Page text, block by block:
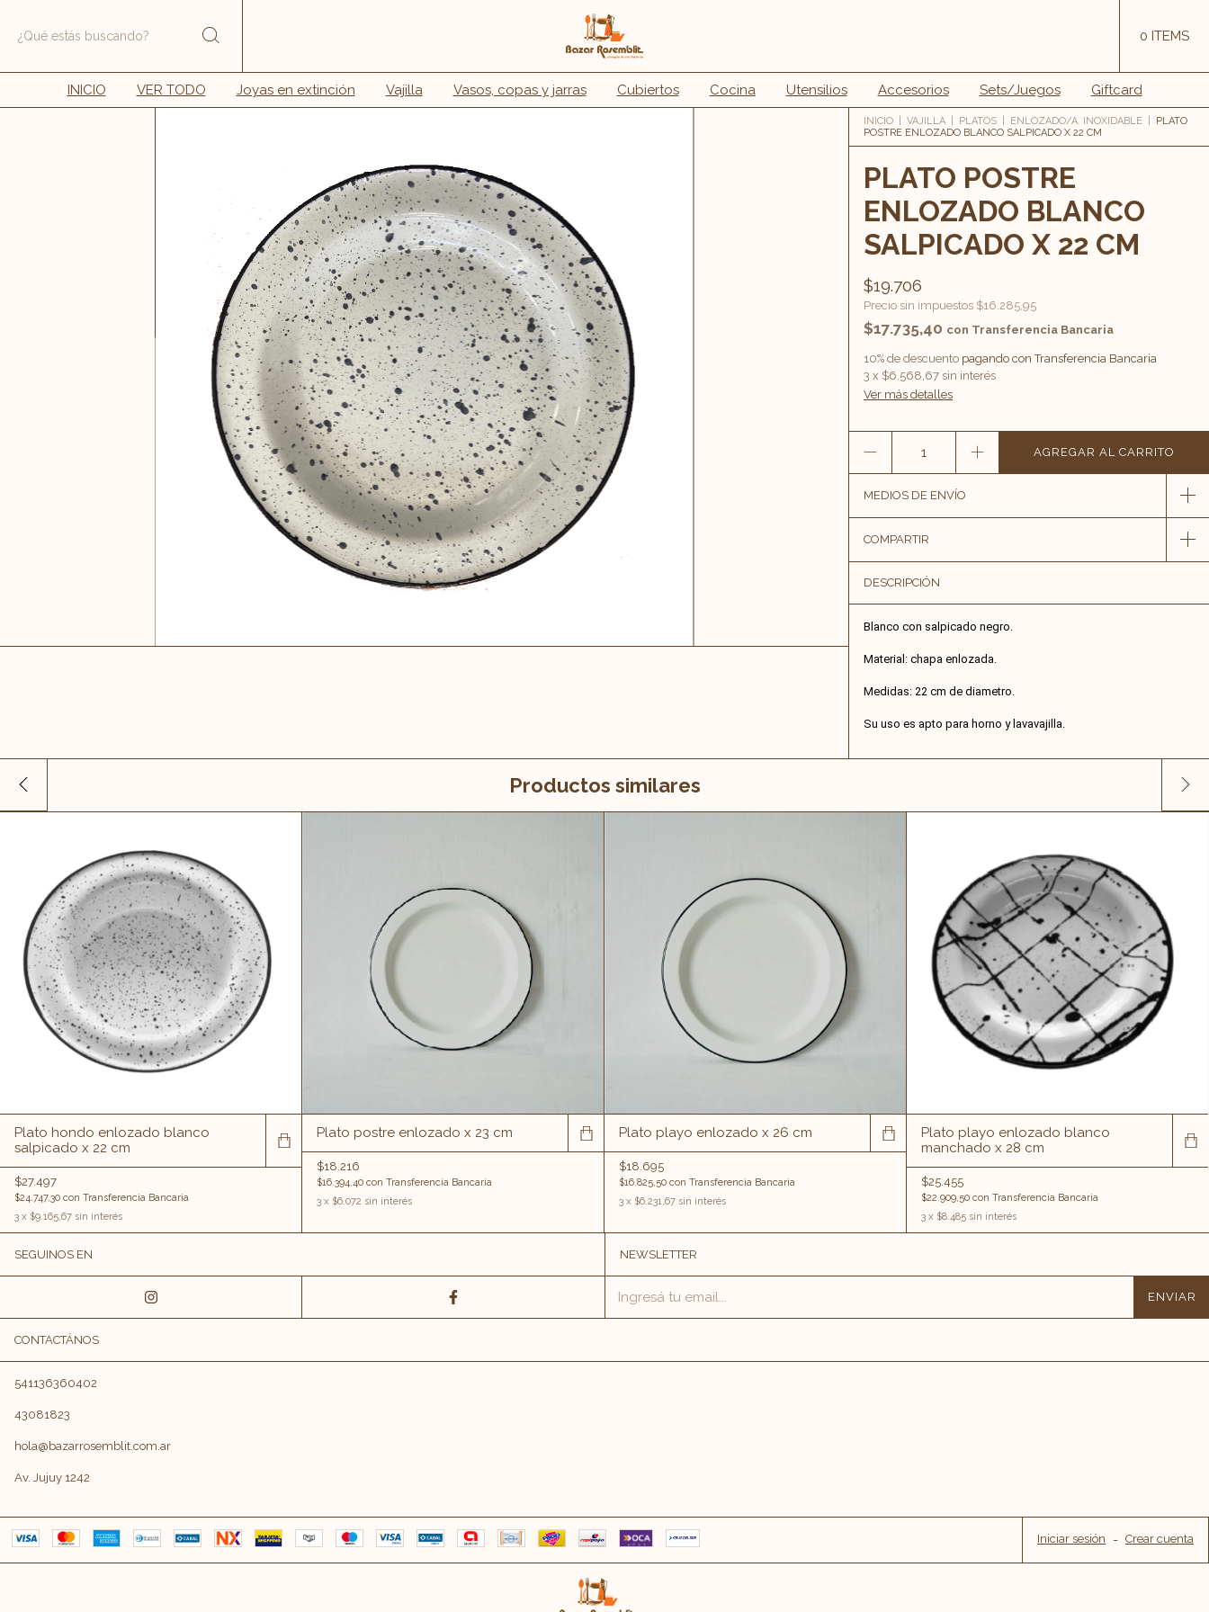
0 ITEMS
INICIO VER TODO Joyas en extinción Vajilla Vasos, copas y jarras Cubiertos Cocina Utensilios Accesorios Sets/Juegos Giftcard
INICIO VAJILLA PLATOS ENLOZADO/A. INOXIDABLE
PLATO
POSTRE ENLOZADO BLANCO SALPICADO X 22 CM
PLATO POSTRE
ENLOZADO BLANCO
SALPICADO X 22 CM
$19.706
Precio sin impuestos $16.285,95
$17.735,40 con Transferencia Bancaria
10% de descuento pagando con Transferencia Bancaria
3 x $6.568,67 sin interés
Ver más detalles
MEDIOS DE ENVÍO
COMPARTIR
DESCRIPCIÓN
Blanco con salpicado negro.
Material: chapa enlozada.
Medidas: 22 cm de diametro.
Su uso es apto para horno y lavavajilla.
Productos similares
Plato hondo enlozado blanco
salpicado x 22 cm
$27.497
$24.747,30 con Transferencia Bancaria
3 x $9.165,67 sin interés
Plato postre enlozado x 23 cm
$18.216
$16.394,40 con Transferencia Bancaria
3 x $6.072 sin interés
Plato playo enlozado x 26 cm
$18.695
$16.825,50 con Transferencia Bancaria
3 x $6.231,67 sin interés
Plato playo enlozado blanco
manchado x 28 cm
$25.455
$22.909,50 con Transferencia Bancaria
3 x $8.485 sin interés
SEGUINOS EN NEWSLETTER
CONTACTÁNOS
541136360402
43081823
hola@bazarrosemblit.com.ar
Av. Jujuy 1242
Iniciar sesión - Crear cuenta